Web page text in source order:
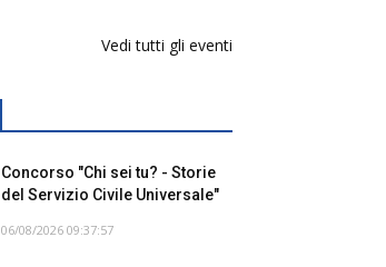
Vedi tutti gli eventi
Concorso "Chi sei tu? - Storie
del Servizio Civile Universale"
06/08/2026 09:37:57